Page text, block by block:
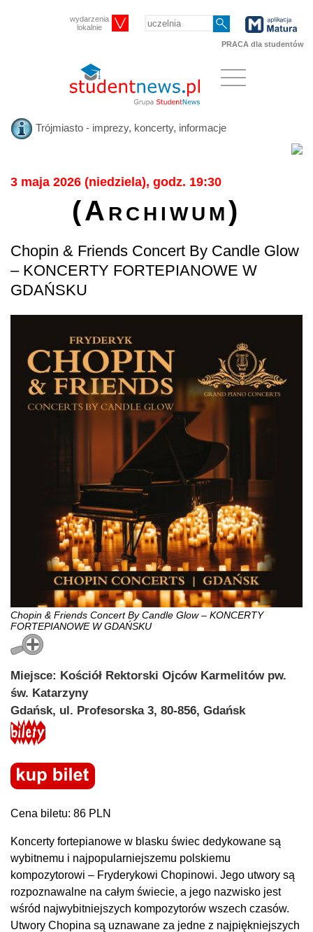
wydarzenia
lokalnie
PRACA dla studentów
Trójmiasto - imprezy, koncerty, informacje
3 maja 2026 (niedziela), godz. 19:30
(Archiwum)
Chopin & Friends Concert By Candle Glow
– KONCERTY FORTEPIANOWE W
GDAŃSKU
Chopin & Friends Concert By Candle Glow – KONCERTY
FORTEPIANOWE W GDAŃSKU
Miejsce: Kościół Rektorski Ojców Karmelitów pw.
św. Katarzyny
Gdańsk, ul. Profesorska 3, 80-856, Gdańsk
Cena biletu: 86 PLN
Koncerty fortepianowe w blasku świec dedykowane są
wybitnemu i najpopularniejszemu polskiemu
kompozytorowi – Fryderykowi Chopinowi. Jego utwory są
rozpoznawalne na całym świecie, a jego nazwisko jest
wśród najwybitniejszych kompozytorów wszech czasów.
Utwory Chopina są uznawane za jedne z najpiękniejszych